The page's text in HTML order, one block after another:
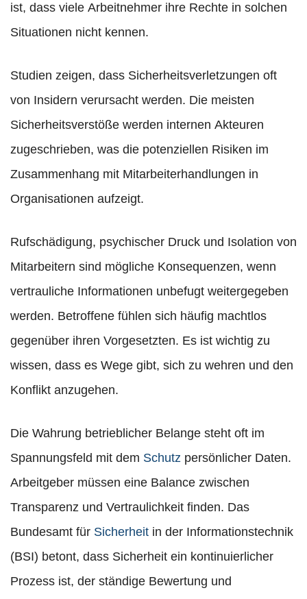
ist, dass viele Arbeitnehmer ihre Rechte in solchen
Situationen nicht kennen.
Studien zeigen, dass Sicherheitsverletzungen oft
von Insidern verursacht werden. Die meisten
Sicherheitsverstöße werden internen Akteuren
zugeschrieben, was die potenziellen Risiken im
Zusammenhang mit Mitarbeiterhandlungen in
Organisationen aufzeigt.
Rufschädigung, psychischer Druck und Isolation von
Mitarbeitern sind mögliche Konsequenzen, wenn
vertrauliche Informationen unbefugt weitergegeben
werden. Betroffene fühlen sich häufig machtlos
gegenüber ihren Vorgesetzten. Es ist wichtig zu
wissen, dass es Wege gibt, sich zu wehren und den
Konflikt anzugehen.
Die Wahrung betrieblicher Belange steht oft im
Spannungsfeld mit dem Schutz persönlicher Daten.
Arbeitgeber müssen eine Balance zwischen
Transparenz und Vertraulichkeit finden. Das
Bundesamt für Sicherheit in der Informationstechnik
(BSI) betont, dass Sicherheit ein kontinuierlicher
Prozess ist, der ständige Bewertung und